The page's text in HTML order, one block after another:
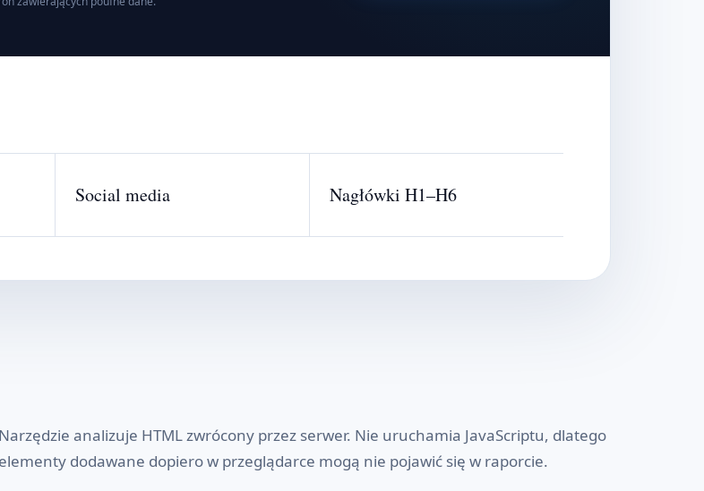
Social media Nagłówki H1–H6
Narzędzie analizuje HTML zwrócony przez serwer. Nie uruchamia JavaScriptu, dlatego
elementy dodawane dopiero w przeglądarce mogą nie pojawić się w raporcie.